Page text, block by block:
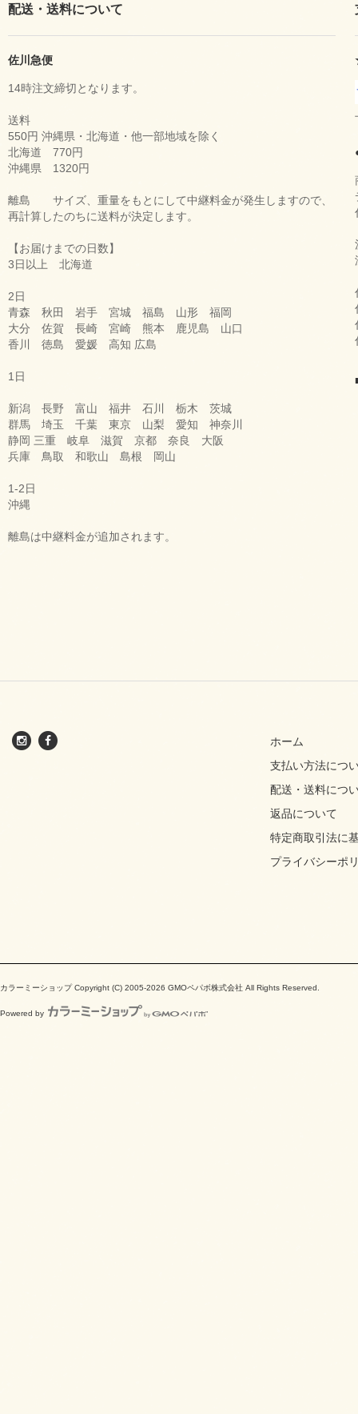
配送・送料について
佐川急便
14時注文締切となります。
送料
550円 沖縄県・北海道・他一部地域を除く
北海道 770円
沖縄県 1320円
離島 サイズ、重量をもとにして中継料金が発生しますので、
再計算したのちに送料が決定します。
【お届けまでの日数】
3日以上 北海道
2日
青森 秋田 岩手 宮城 福島 山形 福岡
大分 佐賀 長崎 宮崎 熊本 鹿児島 山口
香川 徳島 愛媛 高知 広島
1日
新潟 長野 富山 福井 石川 栃木 茨城
群馬 埼玉 千葉 東京 山梨 愛知 神奈川
静岡 三重 岐阜 滋賀 京都 奈良 大阪
兵庫 鳥取 和歌山 島根 岡山
1-2日
沖縄
離島は中継料金が追加されます。
ホーム
支払い方法につ
配送・送料につ
返品について
特定商取引法に
プライバシーポ
カラーミーショップ Copyright (C) 2005-2026 GMOペパボ株式会社 All Rights Reserved.
Powered by